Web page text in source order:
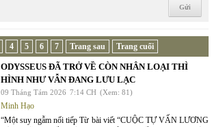
4 5 6 7 Trang sau Trang cuối
ODYSSEUS ĐÃ TRỞ VỀ CÒN NHÂN LOẠI THÌ
HÌNH NHƯ VẪN ĐANG LƯU LẠC
09 Tháng Tám 2026 7:14 CH (Xem: 81)
Minh Hạo
“Một suy ngẫm nối tiếp Từ bài viết “CUỘC TỰ VẤN LƯƠNG